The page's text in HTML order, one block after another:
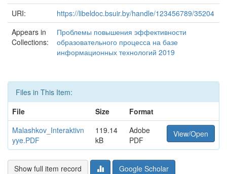
URI:
https://libeldoc.bsuir.by/handle/123456789/35204
Appears in
Collections:
Проблемы повышения эффективности
образовательного процесса на базе
информационных технологий 2019
Files in This Item:
File
Size
Format
Malashkov_Interaktivn
yye.PDF
119.14
kB
Adobe
PDF
View/Open
Show full item record Google Scholar